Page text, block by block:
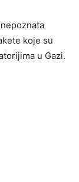
koje su
u Gazi.